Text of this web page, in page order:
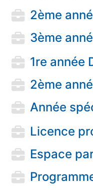
2ème
3ème
1re année
2ème
Année
Licence
Espace